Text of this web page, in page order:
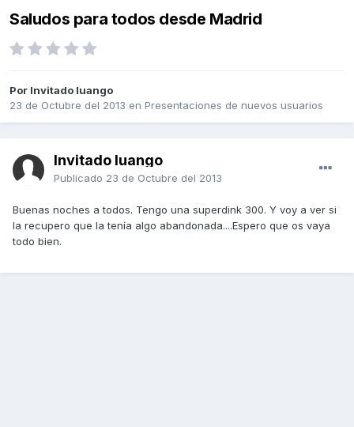
Saludos para todos desde Madrid
Por Invitado luango
23 de Octubre del 2013 en Presentaciones de nuevos usuarios
Invitado luango
Publicado 23 de Octubre del 2013
Buenas noches a todos. Tengo una superdink 300. Y voy a ver si
la recupero que la tenía algo abandonada....Espero que os vaya
todo bien.